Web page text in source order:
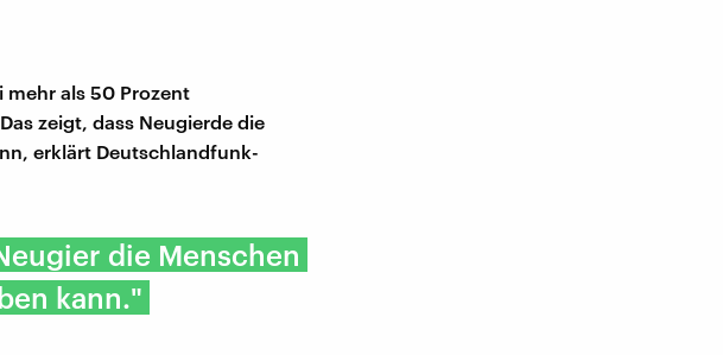
mehr als 50 Prozent
zeigt, dass Neugierde die
erklärt Deutschlandfunk-
die Menschen
kann."